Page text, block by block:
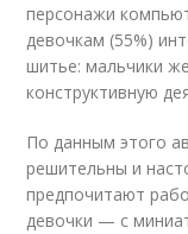
персонажи
девочкам (55%)
шитье: мальчики
конструктивную
По данным этого
решительны и
предпочитают
девочки — с